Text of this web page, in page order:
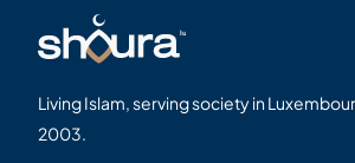
Living Islam, serving society in
2003.